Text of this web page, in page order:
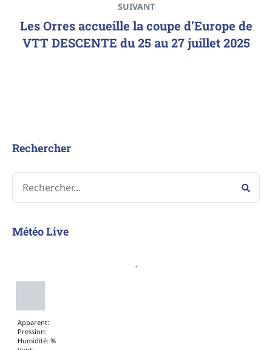
SUIVANT
Les Orres accueille la coupe d’Europe de
VTT DESCENTE du 25 au 27 juillet 2025
Rechercher
Météo Live
,
Pression:
Humidité: %
Vent:
Rafales :